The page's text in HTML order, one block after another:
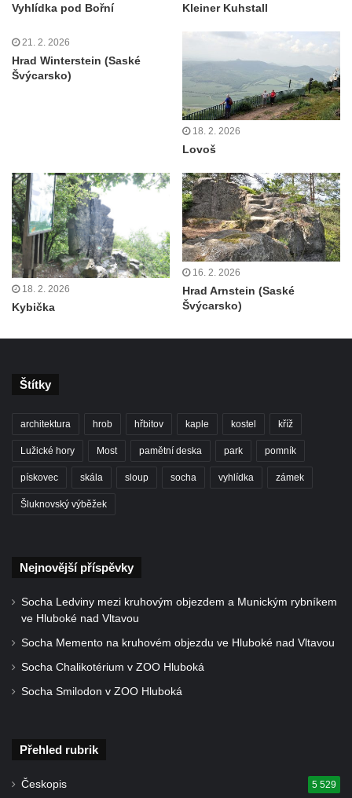
Kaiserkrone
Zirkelstein
Jeskyně Na Pozici
Vyhlídka Jelení skok u Nového Boru
Jeskyně Kameníkova jizba (Panenská
jeskyně)
Konojedské bochníky
Vyhlídka u Šenovské jehly (Kamenický
Šenov)
Vyhlídka u Wachbergu (Berggaststätte
Pravčická brána
na Gabrielině stezce
Vyhlídka Bielablick (Kaiser-Wilhelm-Feste)
Vyhlídka pod Bořní Kleiner Kuhstall
21. 2. 2026
Hrad Winterstein (Saské
Švýcarsko)
18. 2. 2026
Lovoš
18. 2. 2026
Kybička
16. 2. 2026
Hrad Arnstein (Saské
Švýcarsko)
Štítky
architektura hrob hřbitov kaple kostel kříž
Lužické hory Most pamětní deska park pomník
pískovec skála sloup socha vyhlídka zámek
Šluknovský výběžek
Nejnovější příspěvky
Socha Ledviny mezi kruhovým objezdem a Munickým rybníkem
ve Hluboké nad Vltavou
Socha Memento na kruhovém objezdu ve Hluboké nad Vltavou
Socha Chalikotérium v ZOO Hluboká
Socha Smilodon v ZOO Hluboká
Přehled rubrik
Českopis 5 529